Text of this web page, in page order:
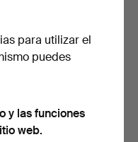
expertos, lotes
de opinión, puedes
los
para utilizar el
puedes
y las funciones
web.